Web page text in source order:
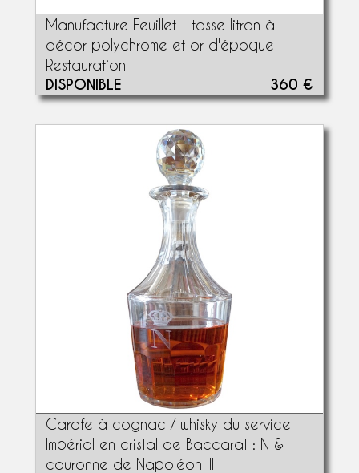
Manufacture Feuillet - tasse litron à
décor polychrome et or d'époque
Restauration
DISPONIBLE 360 €
Carafe à cognac / whisky du service
Impérial en cristal de Baccarat : N &
couronne de Napoléon III